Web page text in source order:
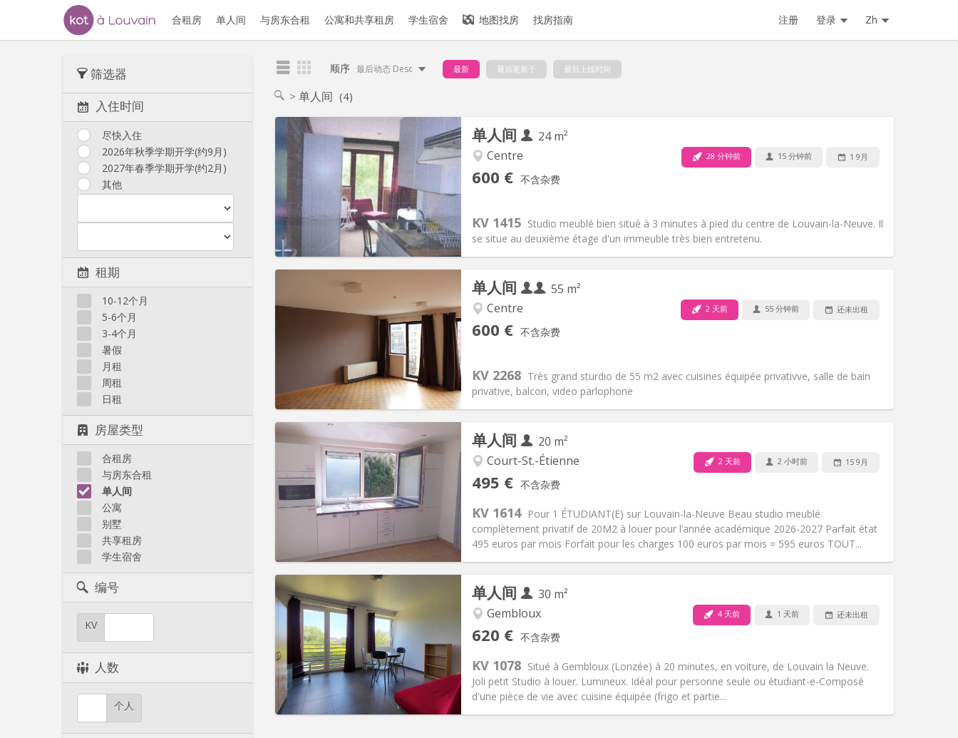
合租房 单人间 与房东合租 公寓和共享租房 学生宿舍 地图找房 找房指南 注册 登录 Zh
筛选器
入住时间
尽快入住
2026年秋季学期开学(约9月)
2027年春季学期开学(约2月)
其他
租期
10-12个月
5-6个月
3-4个月
暑假
月租
周租
日租
房屋类型
合租房
与房东合租
单人间
公寓
别墅
共享租房
学生宿舍
编号
KV
人数
个人
顺序 最后动态 Desc 最新 最后更新于 最后上线时间
单人间 (4)
单人间
24 m²
Centre
600 € 不含杂费
28 分钟前 15 分钟前 1 9月
KV 1415 Studio meublé bien situé à 3 minutes à pied du centre de Louvain-la-Neuve. Il
se situe au deuxième étage d'un immeuble très bien entretenu.
实用信息
租金: 600 €
水电费: 45 €
租期: 12个月
布局
面积:24 m2
其他
宠物:否
单人间
55 m²
Centre
600 € 不含杂费
2 天前 55 分钟前 还未出租
KV 2268 Très grand sturdio de 55 m2 avec cuisines équipée privativve, salle de bain
privative, balcon, video parlophone
实用信息
600 € (300 €/个人)
70 € (35 €/个人)
12个月
布局
面积:55 m2
宠物:否
单人间
20 m²
Court-St.-Étienne
495 € 不含杂费
2 天前 2 小时前 15 9月
KV 1614 Pour 1 ÉTUDIANT(E) sur Louvain-la-Neuve Beau studio meublé
complètement privatif de 20M2 à louer pour l’année académique 2026-2027 Parfait état
495 euros par mois Forfait pour les charges 100 euros par mois = 595 euros TOUT...
495 €
水电费:100 €
租期:12个月
住房登记:否
布局
浴室:独立
面积:20 m2
其他
氛围:安静
宠物:否
单人间
30 m²
Gembloux
620 € 不含杂费
4 天前 1 天前 还未出租
KV 1078 Situé à Gembloux (Lonzée) à 20 minutes, en voiture, de Louvain la Neuve.
Joli petit Studio à louer. Lumineux. Idéal pour personne seule ou étudiant-e-Composé
d'une pièce de vie avec cuisine équipée (frigo et partie...
实用信息
租金:620 €
水电费:150 €
租期:12个月
住房登记:
布局
浴室:独立
面积:30 m2
其他
氛围:安静
宠物:否